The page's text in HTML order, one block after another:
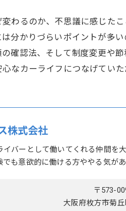
わるのか、不思議に感じた
分かりづらいポイントが多
確認法、そして制度変更や
なカーライフにつなげていた
株式会社
イバーとして働いてくれる仲間を
も意欲的に働ける方ややる気が
〒573-
大阪府枚方市菊